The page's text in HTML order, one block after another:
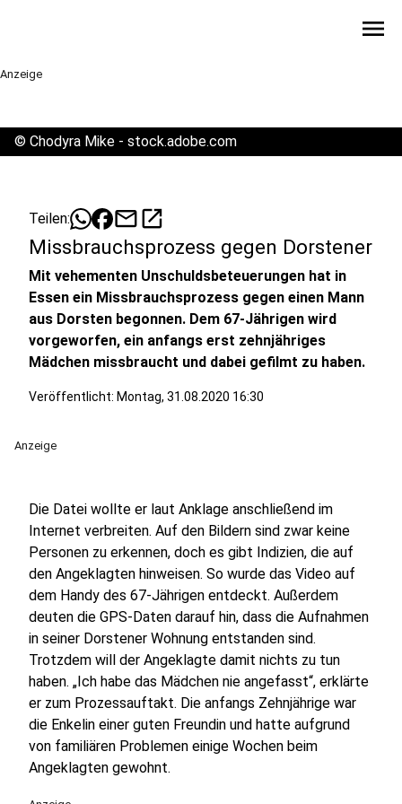
menu
Anzeige
© Chodyra Mike - stock.adobe.com
Teilen: mailopen_in_new
Missbrauchsprozess gegen Dorstener
Mit vehementen Unschuldsbeteuerungen hat in
Essen ein Missbrauchsprozess gegen einen Mann
aus Dorsten begonnen. Dem 67-Jährigen wird
vorgeworfen, ein anfangs erst zehnjähriges
Mädchen missbraucht und dabei gefilmt zu haben.
Veröffentlicht: Montag, 31.08.2020 16:30
Anzeige
Die Datei wollte er laut Anklage anschließend im
Internet verbreiten. Auf den Bildern sind zwar keine
Personen zu erkennen, doch es gibt Indizien, die auf
den Angeklagten hinweisen. So wurde das Video auf
dem Handy des 67-Jährigen entdeckt. Außerdem
deuten die GPS-Daten darauf hin, dass die Aufnahmen
in seiner Dorstener Wohnung entstanden sind.
Trotzdem will der Angeklagte damit nichts zu tun
haben. „Ich habe das Mädchen nie angefasst“, erklärte
er zum Prozessauftakt. Die anfangs Zehnjährige war
die Enkelin einer guten Freundin und hatte aufgrund
von familiären Problemen einige Wochen beim
Angeklagten gewohnt.